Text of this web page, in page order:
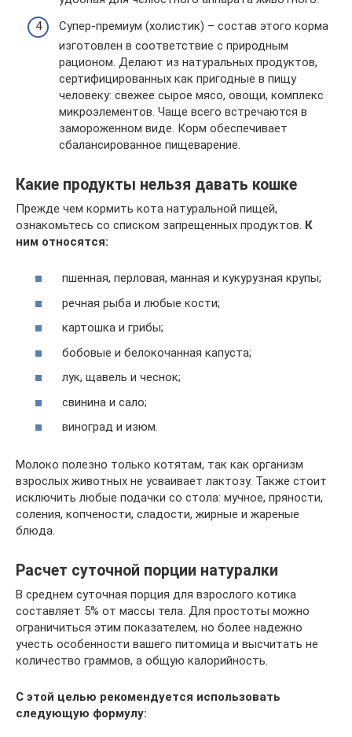
Супер-премиум (холистик) – состав этого корма
изготовлен в соответствие с природным
рационом. Делают из натуральных продуктов,
сертифицированных как пригодные в пищу
человеку: свежее сырое мясо, овощи, комплекс
микроэлементов. Чаще всего встречаются в
замороженном виде. Корм обеспечивает
сбалансированное пищеварение.
Какие продукты нельзя давать кошке
Прежде чем кормить кота натуральной пищей,
ознакомьтесь со списком запрещенных продуктов. К
ним относятся:
пшенная, перловая, манная и кукурузная крупы;
речная рыба и любые кости;
картошка и грибы;
бобовые и белокочанная капуста;
лук, щавель и чеснок;
свинина и сало;
виноград и изюм.
Молоко полезно только котятам, так как организм
взрослых животных не усваивает лактозу. Также стоит
исключить любые подачки со стола: мучное, пряности,
соления, копчености, сладости, жирные и жареные
блюда.
Расчет суточной порции натуралки
В среднем суточная порция для взрослого котика
составляет 5% от массы тела. Для простоты можно
ограничиться этим показателем, но более надежно
учесть особенности вашего питомица и высчитать не
количество граммов, а общую калорийность.
С этой целью рекомендуется использовать
следующую формулу: